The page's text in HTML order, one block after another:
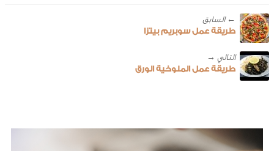
← ‎السابق
طريقة عمل سوبريم بيتزا
طريقة عمل الملوخية الورق